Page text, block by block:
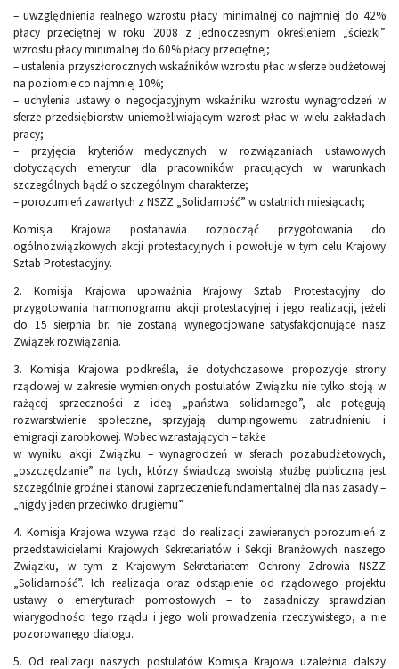
– uwzględnienia realnego wzrostu płacy minimalnej co najmniej do 42%
płacy przeciętnej w roku 2008 z jednoczesnym określeniem „ścieżki”
wzrostu płacy minimalnej do 60% płacy przeciętnej;
– ustalenia przyszłorocznych wskaźników wzrostu płac w sferze budżetowej
na poziomie co najmniej 10%;
– uchylenia ustawy o negocjacyjnym wskaźniku wzrostu wynagrodzeń w
sferze przedsiębiorstw uniemożliwiającym wzrost płac w wielu zakładach
pracy;
– przyjęcia kryteriów medycznych w rozwiązaniach ustawowych
dotyczących emerytur dla pracowników pracujących w warunkach
szczególnych bądź o szczególnym charakterze;
– porozumień zawartych z NSZZ „Solidarność” w ostatnich miesiącach;
Komisja Krajowa postanawia rozpocząć przygotowania do
ogólnozwiązkowych akcji protestacyjnych i powołuje w tym celu Krajowy
Sztab Protestacyjny.
2. Komisja Krajowa upoważnia Krajowy Sztab Protestacyjny do
przygotowania harmonogramu akcji protestacyjnej i jego realizacji, jeżeli
do 15 sierpnia br. nie zostaną wynegocjowane satysfakcjonujące nasz
Związek rozwiązania.
3. Komisja Krajowa podkreśla, że dotychczasowe propozycje strony
rządowej w zakresie wymienionych postulatów Związku nie tylko stoją w
rażącej sprzeczności z ideą „państwa solidarnego”, ale potęgują
rozwarstwienie społeczne, sprzyjają dumpingowemu zatrudnieniu i
emigracji zarobkowej. Wobec wzrastających – także
w wyniku akcji Związku – wynagrodzeń w sferach pozabudżetowych,
„oszczędzanie” na tych, którzy świadczą swoistą służbę publiczną jest
szczególnie groźne i stanowi zaprzeczenie fundamentalnej dla nas zasady –
„nigdy jeden przeciwko drugiemu”.
4. Komisja Krajowa wzywa rząd do realizacji zawieranych porozumień z
przedstawicielami Krajowych Sekretariatów i Sekcji Branżowych naszego
Związku, w tym z Krajowym Sekretariatem Ochrony Zdrowia NSZZ
„Solidarność”. Ich realizacja oraz odstąpienie od rządowego projektu
ustawy o emeryturach pomostowych – to zasadniczy sprawdzian
wiarygodności tego rządu i jego woli prowadzenia rzeczywistego, a nie
pozorowanego dialogu.
5. Od realizacji naszych postulatów Komisja Krajowa uzależnia dalszy